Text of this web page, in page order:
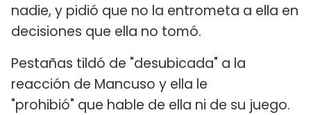
nadie, y pidió que no la entrometa a ella en
decisiones que ella no tomó.
Pestañas tildó de "desubicada" a la
reacción de Mancuso y ella le
"prohibió" que hable de ella ni de su juego.